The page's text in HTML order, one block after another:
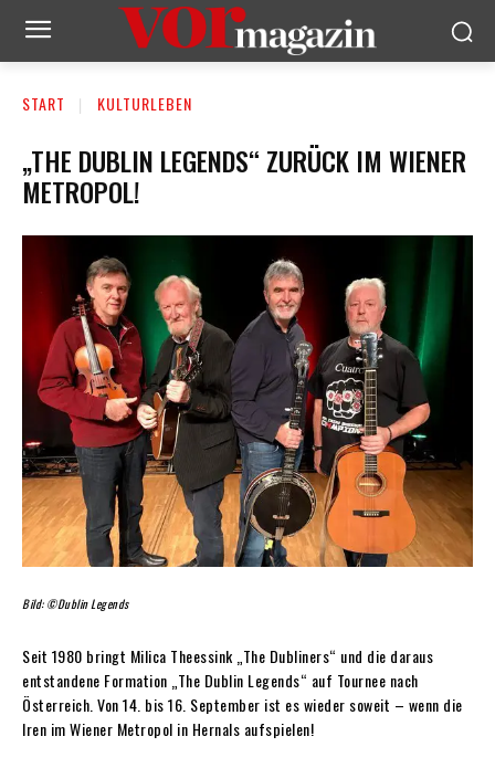
START KULTURLEBEN
„THE DUBLIN LEGENDS“ ZURÜCK IM WIENER
METROPOL!
Bild: ©Dublin Legends
Seit 1980 bringt Milica Theessink „The Dubliners“ und die daraus
entstandene Formation „The Dublin Legends“ auf Tournee nach
Österreich. Von 14. bis 16. September ist es wieder soweit – wenn die
Iren im Wiener Metropol in Hernals aufspielen!